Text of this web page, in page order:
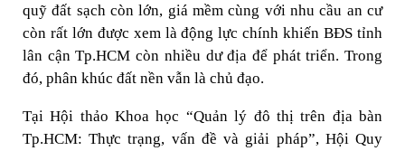
quỹ đất sạch còn lớn, giá mềm cùng với nhu cầu an cư
còn rất lớn được xem là động lực chính khiến BĐS tỉnh
lân cận Tp.HCM còn nhiều dư địa để phát triển. Trong
đó, phân khúc đất nền vẫn là chủ đạo.
Tại Hội thảo Khoa học “Quản lý đô thị trên địa bàn
Tp.HCM: Thực trạng, vấn đề và giải pháp”, Hội Quy